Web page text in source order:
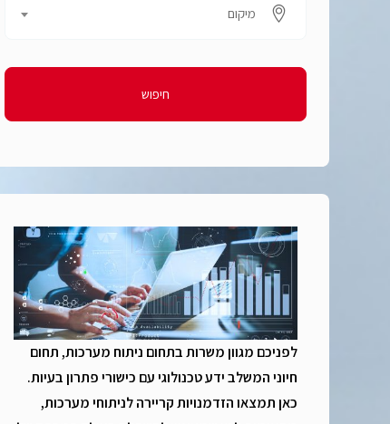
מיקום
חיפוש
לפניכם מגוון משרות בתחום ניתוח מערכות, תחום
חיוני המשלב ידע טכנולוגי עם כישורי פתרון בעיות.
כאן תמצאו הזדמנויות קריירה לניתוחי מערכות,